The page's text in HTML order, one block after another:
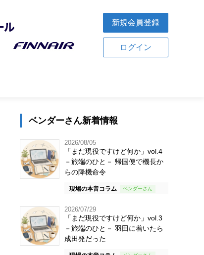
新規会員登録
ログイン
ベンダーさん新着情報
2026/08/05
「まだ現役ですけど何か」vol.4
－旅端のひと－ 帰国便で機長か
らの降機命令
現場の本音コラム
2026/07/29
「まだ現役ですけど何か」vol.3
－旅端のひと－ 羽田に着いたら
成田発だった